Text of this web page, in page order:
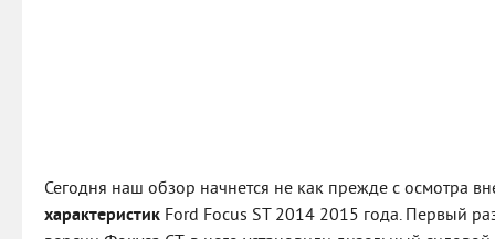
Сегодня наш обзор начнется не как прежде с осмотра
характеристик Ford Focus ST 2014 2015 года. Первый